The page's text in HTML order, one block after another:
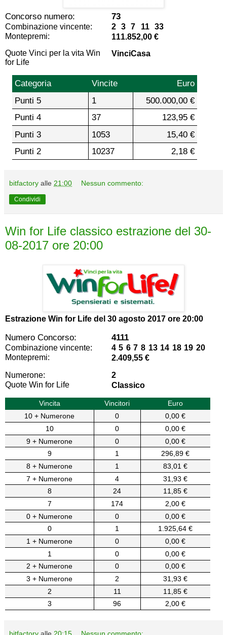
Concorso numero: 73
Combinazione vincente:
2 3 7 11 33
Montepremi:
111.852,00 €
Quote Vinci per la vita Win
for Life
VinciCasa
Categoria Vincite
Euro
Punti 5
1
500.000,00 €
Punti 4
37
123,95 €
Punti 3
1053
15,40 €
Punti 2
10237 2,18 €
bitfactory alle 21:00 Nessun commento:
Condividi
Win for Life classico estrazione del 30-
08-2017 ore 20:00
Estrazione Win for Life del 30 agosto 2017 ore 20:00
Numero Concorso: 4111
Combinazione vincente:
4 5 6 7 8 13 14 18 19 20
Montepremi:
2.409,55 €
Numerone:
2
Quote Win for Life
Classico
Vincita Vincitori
Euro
10 + Numerone
0
0,00 €
10
0
0,00 €
9 + Numerone
0
0,00 €
9
1
296,89 €
8 + Numerone
1
83,01 €
7 + Numerone
4
31,93 €
8
24
11,85 €
7
174
2,00 €
0 + Numerone
0
0,00 €
0
1
1.925,64 €
1 + Numerone
0
0,00 €
1
0
0,00 €
2 + Numerone
0
0,00 €
3 + Numerone
2
31,93 €
2
11
11,85 €
3
96 2,00 €